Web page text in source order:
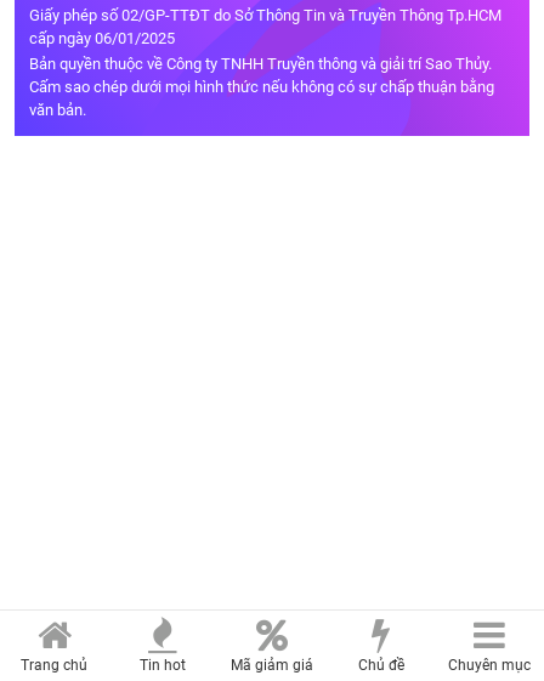
Giấy phép số 02/GP-TTĐT do Sở Thông Tin và Truyền Thông Tp.HCM
cấp ngày 06/01/2025
Bản quyền thuộc về Công ty TNHH Truyền thông và giải trí Sao Thủy.
Cấm sao chép dưới mọi hình thức nếu không có sự chấp thuận bằng
văn bản.
Trang chủ Tin hot Mã giảm giá Chủ đề Chuyên mục